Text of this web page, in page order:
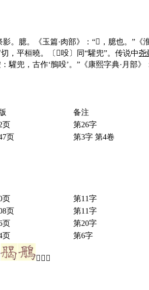
影。臆。《玉篇·肉部》：“𣎅，臆也。”
，平桓曉。〔𣎅吺〕同“驩兜”。传说中尧
驩兜，古作‘鴅吺’。”《康熙字典·月部
备注
页
第26字
页
第3字 第4卷
页
第11字
页 第11字
页 第20字
页 第6字
𫛝详情